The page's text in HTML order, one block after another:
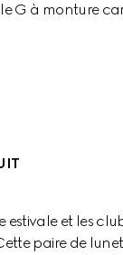
G à monture
estivale et les
paire de